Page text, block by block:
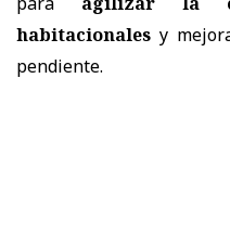
habitacionales y
pendiente.